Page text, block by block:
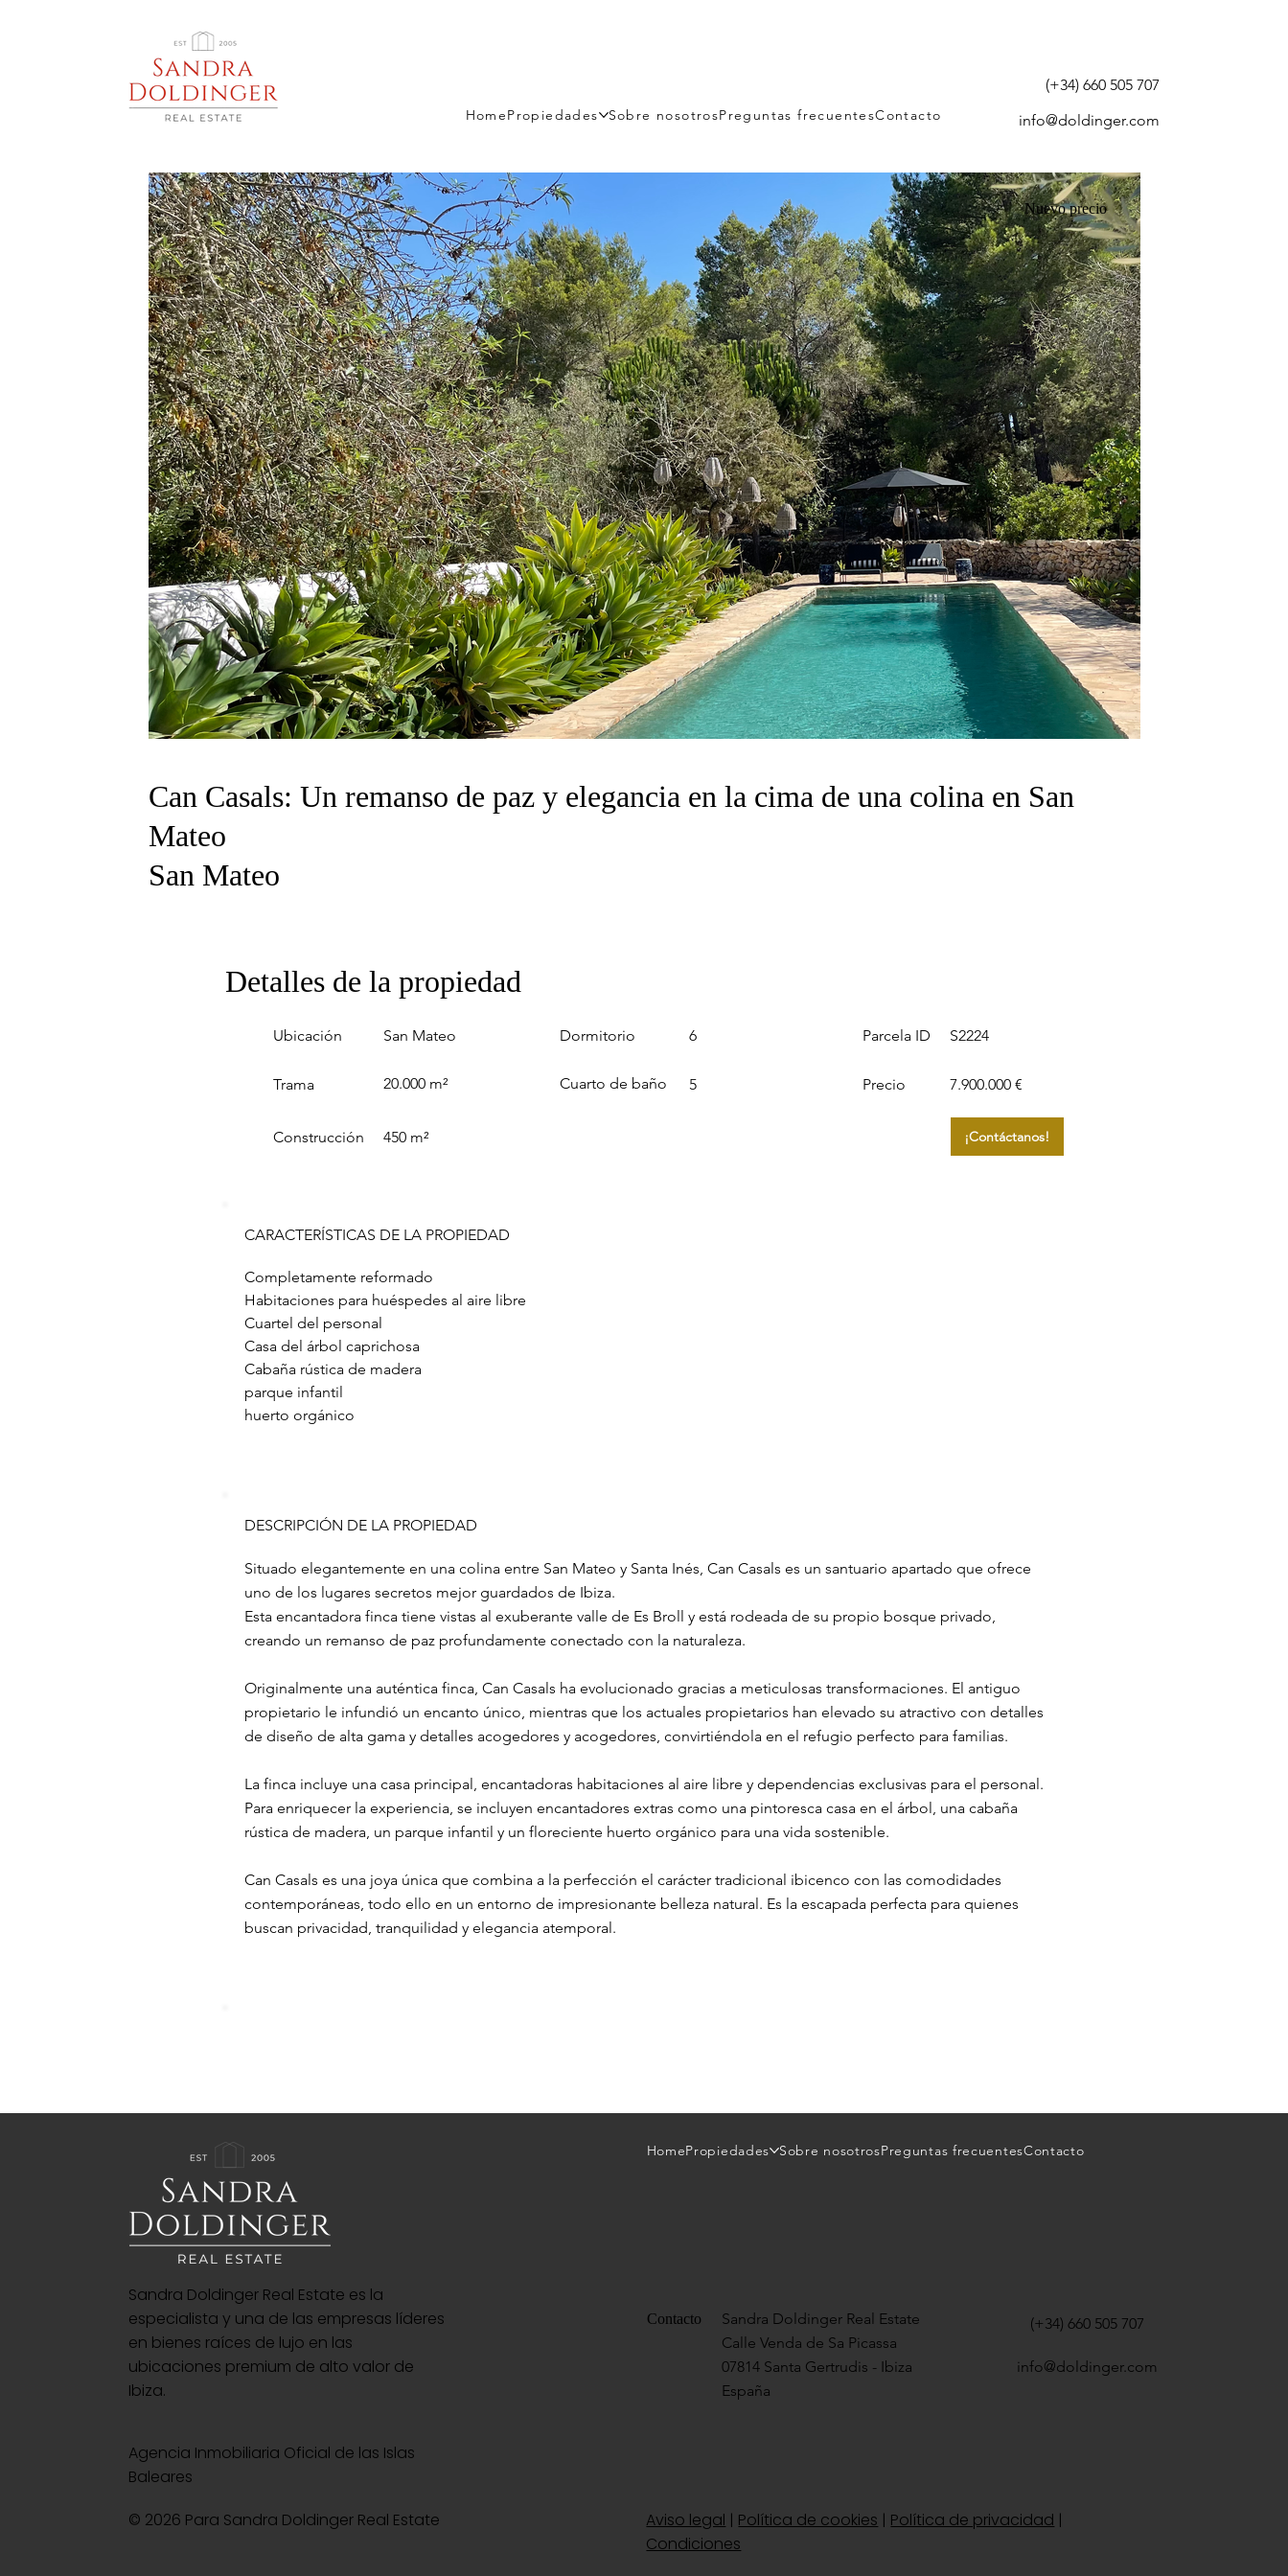
HomePropiedades Sobre nosotrosPreguntas frecuentesContacto info@doldinger.com
(+34) 660 505 707
Nuevo precio
Can Casals: Un remanso de paz y elegancia en la cima de una colina en San
Mateo
San Mateo
Detalles de la propiedad
Ubicación
Trama
Construcción
San Mateo
20.000 m²
450 m²
Dormitorio
Cuarto de baño
6
5
Parcela ID
Precio
S2224
7.900.000 €
¡Contáctanos!
CARACTERÍSTICAS DE LA PROPIEDAD
Completamente reformado
Habitaciones para huéspedes al aire libre
Cuartel del personal
Casa del árbol caprichosa
Cabaña rústica de madera
parque infantil
huerto orgánico
DESCRIPCIÓN DE LA PROPIEDAD
Situado elegantemente en una colina entre San Mateo y Santa Inés, Can Casals es un santuario apartado que ofrece
uno de los lugares secretos mejor guardados de Ibiza.
Esta encantadora finca tiene vistas al exuberante valle de Es Broll y está rodeada de su propio bosque privado,
creando un remanso de paz profundamente conectado con la naturaleza.
Originalmente una auténtica finca, Can Casals ha evolucionado gracias a meticulosas transformaciones. El antiguo
propietario le infundió un encanto único, mientras que los actuales propietarios han elevado su atractivo con detalles
de diseño de alta gama y detalles acogedores y acogedores, convirtiéndola en el refugio perfecto para familias.
La finca incluye una casa principal, encantadoras habitaciones al aire libre y dependencias exclusivas para el personal.
Para enriquecer la experiencia, se incluyen encantadores extras como una pintoresca casa en el árbol, una cabaña
rústica de madera, un parque infantil y un floreciente huerto orgánico para una vida sostenible.
Can Casals es una joya única que combina a la perfección el carácter tradicional ibicenco con las comodidades
contemporáneas, todo ello en un entorno de impresionante belleza natural. Es la escapada perfecta para quienes
buscan privacidad, tranquilidad y elegancia atemporal.
Sandra Doldinger Real Estate es la
especialista y una de las empresas líderes
en bienes raíces de lujo en las
ubicaciones premium de alto valor de
Ibiza.
Agencia Inmobiliaria Oficial de las Islas
Baleares
© 2026 Para Sandra Doldinger Real Estate
HomePropiedades Sobre nosotrosPreguntas frecuentesContacto
Contacto
Sandra Doldinger Real Estate
Calle Venda de Sa Picassa
07814 Santa Gertrudis - Ibiza
España
(+34) 660 505 707
info@doldinger.com
Aviso legal | Política de cookies | Política de privacidad |
Condiciones